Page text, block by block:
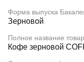
Форма выпуска
Зерновой
Полное название
Кофе зерновой